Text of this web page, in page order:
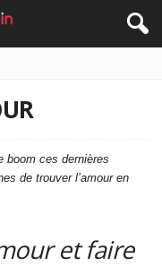
boom ces dernières
de trouver l’amour en
et faire